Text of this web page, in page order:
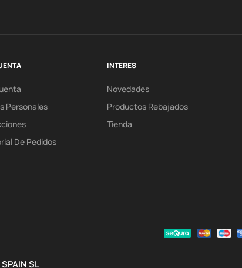
Personales
De Pedidos
INTERES
Novedades
Productos Rebajados
Tienda
SL